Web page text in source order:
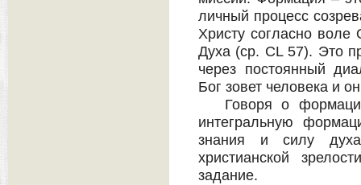
личный процесс
Христу согласно воле
Духа (ср. CL 57). Это
через постоянный
Бог зовет человека и
Говоря о
интегральную
знания и силу
христианской
задание.